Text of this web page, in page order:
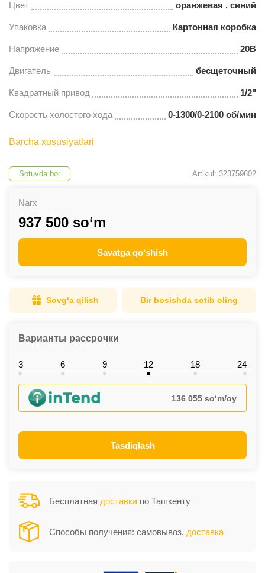
Цвет оранжевая , синий
Упаковка Картонная коробка
Напряжение 20В
Двигатель бесщеточный
Квадратный привод 1/2"
Скорость холостого хода 0-1300/0-2100 об/мин
Barcha xususiyatlari
Sotuvda bor Artikul: 323759602
Narx
937 500 so‘m
Savatga qo‘shish
Sovg‘a qilish Bir bosishda sotib oling
Варианты рассрочки
3 6 9 12 18 24
136 055 so‘m/oy
Tasdiqlash
Бесплатная доставка по Ташкенту
Способы получения: самовывоз, доставка